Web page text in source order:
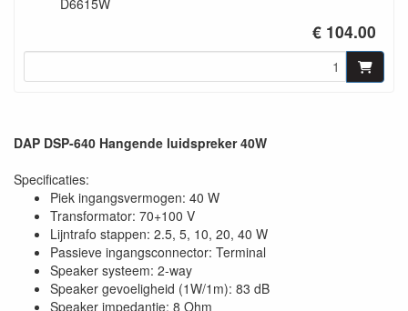
€ 104.00
DAP DSP-640 Hangende luidspreker 40W
Specificaties:
Piek ingangsvermogen: 40 W
Transformator: 70+100 V
Lijntrafo stappen: 2.5, 5, 10, 20, 40 W
Passieve ingangsconnector: Terminal
Speaker systeem: 2-way
Speaker gevoeligheid (1W/1m): 83 dB
Speaker impedantie: 8 Ohm